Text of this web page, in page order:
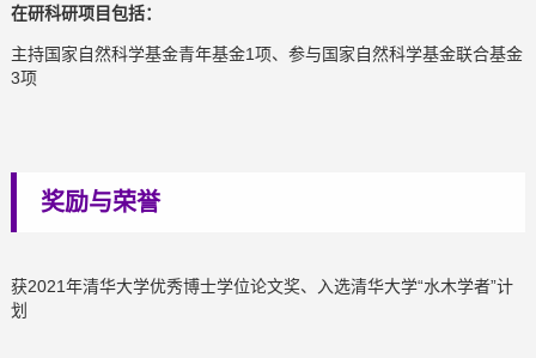
在研科研项目包括：
主持国家自然科学基金青年基金1项、参与国家自然科学基金联合基金
3项
奖励与荣誉
获2021年清华大学优秀博士学位论文奖、入选清华大学“水木学者”计
划